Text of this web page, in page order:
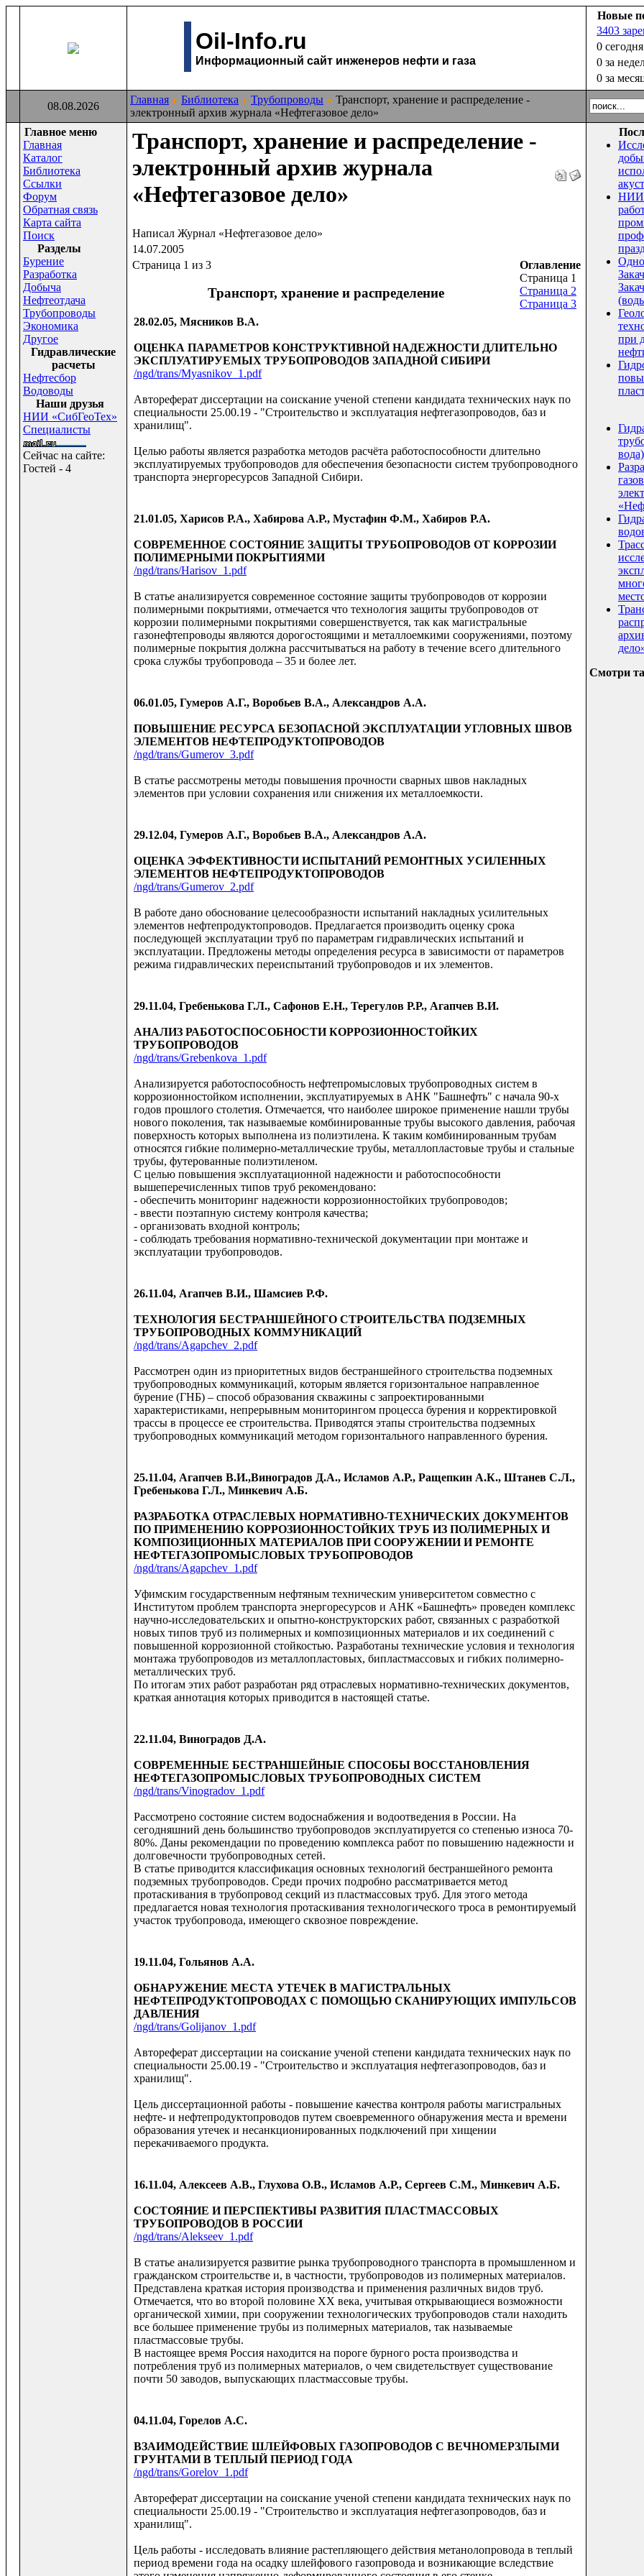
Oil-Info.ru
Информационный сайт инженеров нефти и газа
Новые
3403
0 сегодня
0 за
0 за
08.08.2026
Главная Библиотека Трубопроводы
Транспорт, хранение и распределение -
электронный архив журнала «Нефтегазовое дело»
Главное меню
Главная
Каталог
Библиотека
Ссылки
Форум
Обратная связь
Карта сайта
Поиск
Раздeлы
Бурение
Разработка
Добыча
Нефтеотдача
Трубопроводы
Экономика
Другое
Гидравлические
расчеты
Нефтесбор
Водоводы
Наши друзья
НИИ «СибГеоТех»
Специалисты
Сейчас на сайте:
Гостей - 4
Транспорт, хранение и распределение -
электронный архив журнала
«Нефтегазовое дело»
Написал Журнал «Нефтегазовое дело»
14.07.2005
Оглавление
Страница 1
Страница 2
Страница 3
Страница 1 из 3
Транспорт, хранение и распределение
28.02.05, Мясников В.А.
ОЦЕНКА ПАРАМЕТРОВ КОНСТРУКТИВНОЙ НАДЕЖНОСТИ ДЛИТЕЛЬНО
ЭКСПЛУАТИРУЕМЫХ ТРУБОПРОВОДОВ ЗАПАДНОЙ СИБИРИ
/ngd/trans/Myasnikov_1.pdf
Автореферат диссертации на соискание ученой степени кандидата технических наук по
специальности 25.00.19 - "Строительство и эксплуатация нефтегазопроводов, баз и
хранилищ".
Целью работы является разработка методов расчёта работоспособности длительно
эксплуатируемых трубопроводов для обеспечения безопасности систем трубопроводного
транспорта энергоресурсов Западной Сибири.
21.01.05, Харисов Р.А., Хабирова А.Р., Мустафин Ф.М., Хабиров Р.А.
СОВРЕМЕННОЕ СОСТОЯНИЕ ЗАЩИТЫ ТРУБОПРОВОДОВ ОТ КОРРОЗИИ
ПОЛИМЕРНЫМИ ПОКРЫТИЯМИ
/ngd/trans/Harisov_1.pdf
В статье анализируется современное состояние защиты трубопроводов от коррозии
полимерными покрытиями, отмечается что технология защиты трубопроводов от
коррозии полимерными покрытиями совершенствуется, так как магистральные
газонефтепроводы являются дорогостоящими и металлоемкими сооружениями, поэтому
полимерные покрытия должна рассчитываться на работу в течение всего длительного
срока службы трубопровода – 35 и более лет.
06.01.05, Гумеров А.Г., Воробьев В.А., Александров А.А.
ПОВЫШЕНИЕ РЕСУРСА БЕЗОПАСНОЙ ЭКСПЛУАТАЦИИ УГЛОВНЫХ ШВОВ
ЭЛЕМЕНТОВ НЕФТЕПРОДУКТОПРОВОДОВ
/ngd/trans/Gumerov_3.pdf
В статье рассмотрены методы повышения прочности сварных швов накладных
элементов при условии сохранения или снижения их металлоемкости.
29.12.04, Гумеров А.Г., Воробьев В.А., Александров А.А.
ОЦЕНКА ЭФФЕКТИВНОСТИ ИСПЫТАНИЙ РЕМОНТНЫХ УСИЛЕННЫХ
ЭЛЕМЕНТОВ НЕФТЕПРОДУКТОПРОВОДОВ
/ngd/trans/Gumerov_2.pdf
В работе дано обоснование целесообразности испытаний накладных усилительных
элементов нефтепродуктопроводов. Предлагается производить оценку срока
последующей эксплуатации труб по параметрам гидравлических испытаний и
эксплуатации. Предложены методы определения ресурса в зависимости от параметров
режима гидравлических переиспытаний трубопроводов и их элементов.
29.11.04, Гребенькова Г.Л., Сафонов Е.Н., Терегулов Р.Р., Агапчев В.И.
АНАЛИЗ РАБОТОСПОСОБНОСТИ КОРРОЗИОННОСТОЙКИХ
ТРУБОПРОВОДОВ
/ngd/trans/Grebenkova_1.pdf
Анализируется работоспособность нефтепромысловых трубопроводных систем в
коррозионностойком исполнении, эксплуатируемых в АНК "Башнефть" с начала 90-х
годов прошлого столетия. Отмечается, что наиболее широкое применение нашли трубы
нового поколения, так называемые комбинированные трубы высокого давления, рабочая
поверхность которых выполнена из полиэтилена. К таким комбинированным трубам
относятся гибкие полимерно-металлические трубы, металлопластовые трубы и стальные
трубы, футерованные полиэтиленом.
С целью повышения эксплуатационной надежности и работоспособности
вышеперечисленных типов труб рекомендовано:
- обеспечить мониторинг надежности коррозионностойких трубопроводов;
- ввести поэтапную систему контроля качества;
- организовать входной контроль;
- соблюдать требования нормативно-технической документации при монтаже и
эксплуатации трубопроводов.
26.11.04, Агапчев В.И., Шамсиев Р.Ф.
ТЕХНОЛОГИЯ БЕСТРАНШЕЙНОГО СТРОИТЕЛЬСТВА ПОДЗЕМНЫХ
ТРУБОПРОВОДНЫХ КОММУНИКАЦИЙ
/ngd/trans/Agapchev_2.pdf
Рассмотрен один из приоритетных видов бестраншейного строительства подземных
трубопроводных коммуникаций, которым является горизонтальное направленное
бурение (ГНБ) – способ образования скважины с запроектированными
характеристиками, непрерывным мониторингом процесса бурения и корректировкой
трассы в процессе ее строительства. Приводятся этапы строительства подземных
трубопроводных коммуникаций методом горизонтального направленного бурения.
25.11.04, Агапчев В.И.,Виноградов Д.А., Исламов А.Р., Ращепкин А.К., Штанев С.Л.,
Гребенькова Г.Л., Минкевич А.Б.
РАЗРАБОТКА ОТРАСЛЕВЫХ НОРМАТИВНО-ТЕХНИЧЕСКИХ ДОКУМЕНТОВ
ПО ПРИМЕНЕНИЮ КОРРОЗИОННОСТОЙКИХ ТРУБ ИЗ ПОЛИМЕРНЫХ И
КОМПОЗИЦИОННЫХ МАТЕРИАЛОВ ПРИ СООРУЖЕНИИ И РЕМОНТЕ
НЕФТЕГАЗОПРОМЫСЛОВЫХ ТРУБОПРОВОДОВ
/ngd/trans/Agapchev_1.pdf
Уфимским государственным нефтяным техническим университетом совместно с
Институтом проблем транспорта энергоресурсов и АНК «Башнефть» проведен комплекс
научно-исследовательских и опытно-конструкторских работ, связанных с разработкой
новых типов труб из полимерных и композиционных материалов и их соединений с
повышенной коррозионной стойкостью. Разработаны технические условия и технология
монтажа трубопроводов из металлопластовых, бипластмассовых и гибких полимерно-
металлических труб.
По итогам этих работ разработан ряд отраслевых нормативно-технических документов,
краткая аннотация которых приводится в настоящей статье.
22.11.04, Виноградов Д.А.
СОВРЕМЕННЫЕ БЕСТРАНШЕЙНЫЕ СПОСОБЫ ВОССТАНОВЛЕНИЯ
НЕФТЕГАЗОПРОМЫСЛОВЫХ ТРУБОПРОВОДНЫХ СИСТЕМ
/ngd/trans/Vinogradov_1.pdf
Рассмотрено состояние систем водоснабжения и водоотведения в России. На
сегодняшний день большинство трубопроводов эксплуатируется со степенью износа 70-
80%. Даны рекомендации по проведению комплекса работ по повышению надежности и
долговечности трубопроводных сетей.
В статье приводится классификация основных технологий бестраншейного ремонта
подземных трубопроводов. Среди прочих подробно рассматривается метод
протаскивания в трубопровод секций из пластмассовых труб. Для этого метода
предлагается новая технология протаскивания технологического троса в ремонтируемый
участок трубопровода, имеющего сквозное повреждение.
19.11.04, Гольянов А.А.
ОБНАРУЖЕНИЕ МЕСТА УТЕЧЕК В МАГИСТРАЛЬНЫХ
НЕФТЕПРОДУКТОПРОВОДАХ С ПОМОЩЬЮ СКАНИРУЮЩИХ ИМПУЛЬСОВ
ДАВЛЕНИЯ
/ngd/trans/Golijanov_1.pdf
Автореферат диссертации на соискание ученой степени кандидата технических наук по
специальности 25.00.19 - "Строительство и эксплуатация нефтегазопроводов, баз и
хранилищ".
Цель диссертационной работы - повышение качества контроля работы магистральных
нефте- и нефтепродуктопроводов путем своевременного обнаружения места и времени
образования утечек и несанкционированных подключений при хищении
перекачиваемого продукта.
16.11.04, Алексеев А.В., Глухова О.В., Исламов А.Р., Сергеев С.М., Минкевич А.Б.
СОСТОЯНИЕ И ПЕРСПЕКТИВЫ РАЗВИТИЯ ПЛАСТМАССОВЫХ
ТРУБОПРОВОДОВ В РОССИИ
/ngd/trans/Alekseev_1.pdf
В статье анализируется развитие рынка трубопроводного транспорта в промышленном и
гражданском строительстве и, в частности, трубопроводов из полимерных материалов.
Представлена краткая история производства и применения различных видов труб.
Отмечается, что во второй половине XX века, учитывая открывающиеся возможности
органической химии, при сооружении технологических трубопроводов стали находить
все большее применение трубы из полимерных материалов, так называемые
пластмассовые трубы.
В настоящее время Россия находится на пороге бурного роста производства и
потребления труб из полимерных материалов, о чем свидетельствует существование
почти 50 заводов, выпускающих пластмассовые трубы.
04.11.04, Горелов А.С.
ВЗАИМОДЕЙСТВИЕ ШЛЕЙФОВЫХ ГАЗОПРОВОДОВ С ВЕЧНОМЕРЗЛЫМИ
ГРУНТАМИ В ТЕПЛЫЙ ПЕРИОД ГОДА
/ngd/trans/Gorelov_1.pdf
Автореферат диссертации на соискание ученой степени кандидата технических наук по
специальности 25.00.19 - "Строительство и эксплуатация нефтегазопроводов, баз и
хранилищ".
Цель работы - исследовать влияние растепляющего действия метанолопровода в теплый
период времени года на осадку шлейфового газопровода и возникающие вследствие
НИИ
при
вода)
Смотри